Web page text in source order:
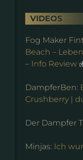
VIDEOS
Fog Maker
Beach –
– Info Review
DampferBen:
Crushberry |
Der Dampfer
Minjas: Ich